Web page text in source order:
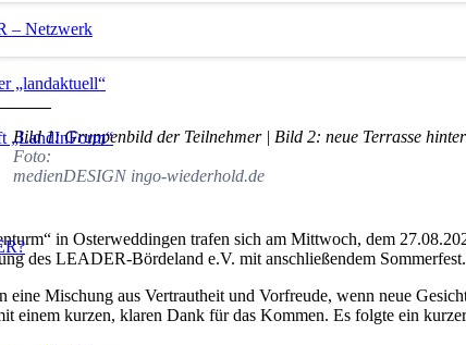
– Netzwerk
„landaktuell“
„LandInForm“
Bild 1: Gruppenbild der Teilnehmer | Bild 2: neue Terrasse
Foto:
medienDESIGN ingo-wiederhold.de
in Osterweddingen trafen sich am Mittwoch, dem
des LEADER-Bördeland e.V. mit anschließendem Sommerfest.
eine Mischung aus Vertrautheit und Vorfreude, wenn neue
einem kurzen, klaren Dank für das Kommen. Es folgte ein